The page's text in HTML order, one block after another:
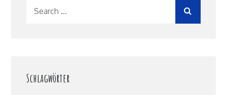
Schlagwörter